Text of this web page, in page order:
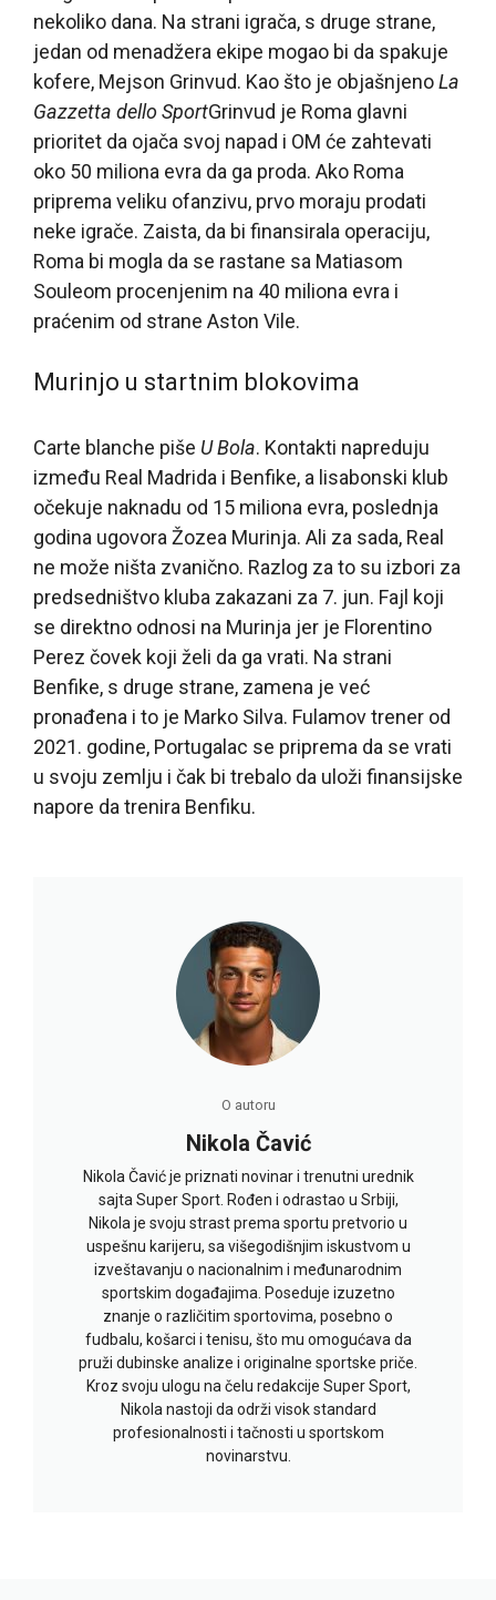
nekoliko dana. Na strani igrača, s druge strane,
jedan od menadžera ekipe mogao bi da spakuje
kofere, Mejson Grinvud. Kao što je objašnjenoLa
Gazzetta dello SportGrinvud je Roma glavni
prioritet da ojača svoj napad i OM će zahtevati
oko 50 miliona evra da ga proda. Ako Roma
priprema veliku ofanzivu, prvo moraju prodati
neke igrače. Zaista, da bi finansirala operaciju,
Roma bi mogla da se rastane sa Matiasom
Souleom procenjenim na 40 miliona evra i
praćenim od strane Aston Vile.
Murinjo u startnim blokovima
Carte blanche piše U Bola. Kontakti napreduju
između Real Madrida i Benfike, a lisabonski klub
očekuje naknadu od 15 miliona evra, poslednja
godina ugovora Žozea Murinja. Ali za sada, Real
ne može ništa zvanično. Razlog za to su izbori za
predsedništvo kluba zakazani za 7. jun. Fajl koji
se direktno odnosi na Murinja jer je Florentino
Perez čovek koji želi da ga vrati. Na strani
Benfike, s druge strane, zamena je već
pronađena i to je Marko Silva. Fulamov trener od
2021. godine, Portugalac se priprema da se vrati
u svoju zemlju i čak bi trebalo da uloži finansijske
napore da trenira Benfiku.
O autoru
Nikola Čavić
Nikola Čavić je priznati novinar i trenutni urednik
sajta Super Sport. Rođen i odrastao u Srbiji,
Nikola je svoju strast prema sportu pretvorio u
uspešnu karijeru, sa višegodišnjim iskustvom u
izveštavanju o nacionalnim i međunarodnim
sportskim događajima. Poseduje izuzetno
znanje o različitim sportovima, posebno o
fudbalu, košarci i tenisu, što mu omogućava da
pruži dubinske analize i originalne sportske priče.
Kroz svoju ulogu na čelu redakcije Super Sport,
Nikola nastoji da održi visok standard
profesionalnosti i tačnosti u sportskom
novinarstvu.